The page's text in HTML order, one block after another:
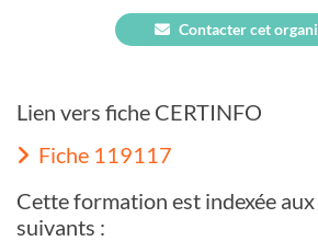
Contacter cet
Lien vers fiche CERTINFO
Fiche 119117
Cette formation est indexée
suivants :